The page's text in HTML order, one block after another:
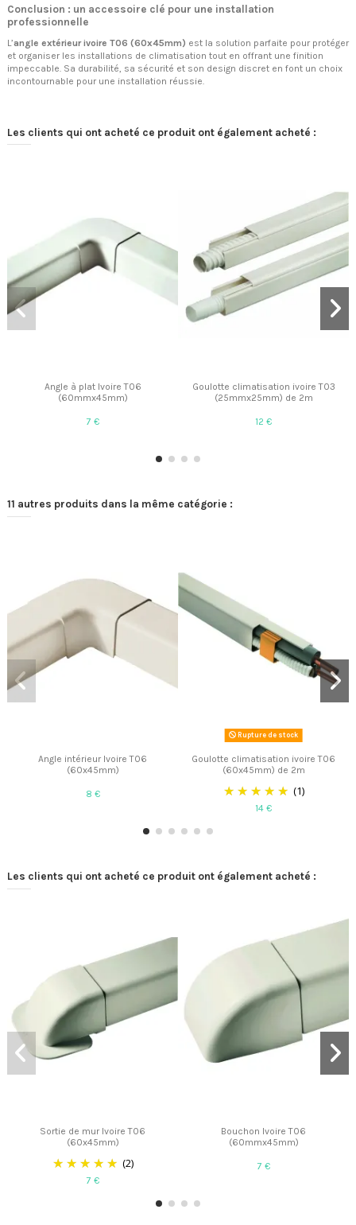
Conclusion : un accessoire clé pour une installation
professionnelle
L’angle extérieur ivoire T06 (60x45mm) est la solution parfaite pour protéger
et organiser les installations de climatisation tout en offrant une finition
impeccable. Sa durabilité, sa sécurité et son design discret en font un choix
incontournable pour une installation réussie.
Les clients qui ont acheté ce produit ont également acheté :
Angle à plat Ivoire T06
(60mmx45mm)
7 €
Goulotte climatisation ivoire T03
(25mmx25mm) de 2m
12 €
11 autres produits dans la même catégorie :
Angle intérieur Ivoire T06
(60x45mm)
8 €
Rupture de stock
Goulotte climatisation ivoire T06
(60x45mm) de 2m
(1)
14 €
Les clients qui ont acheté ce produit ont également acheté :
Sortie de mur Ivoire T06
(60x45mm)
(2)
7 €
Bouchon Ivoire T06
(60mmx45mm)
7 €